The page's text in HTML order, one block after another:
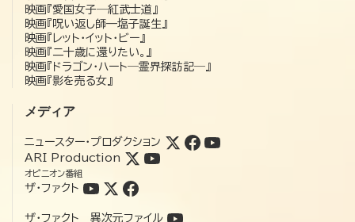
映画『愛国女子―紅武士道』
映画『呪い返し師—塩子誕生』
映画『レット・イット・ビー』
映画『二十歳に還りたい。』
映画『ドラゴン・ハート―霊界探訪記―』
映画『影を売る女』
メディア
ニュースター・プロダクション
ARI Production
オピニオン番組
ザ・ファクト
ザ・ファクト 異次元ファイル